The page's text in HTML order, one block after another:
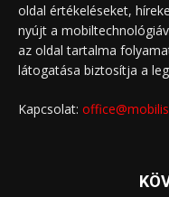
oldal értékeléseket,
nyújt a
az oldal tartalma
látogatása biztosítja a
Kapcsolat: